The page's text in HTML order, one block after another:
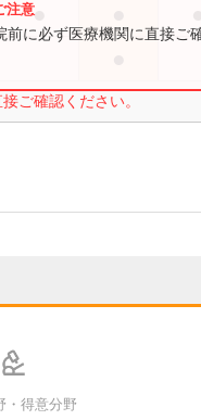
●
ご確認ください。
に必ず医療機関に直接ご
・得意分野